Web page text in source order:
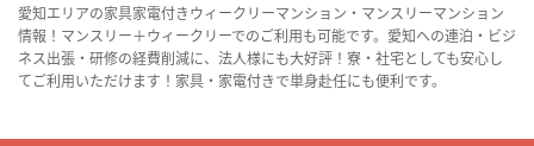
愛知エリアの家具家電付きウィークリーマンション・マンスリーマンション
情報！マンスリー＋ウィークリーでのご利用も可能です。愛知への連泊・ビジ
ネス出張・研修の経費削減に、法人様にも大好評！寮・社宅としても安心し
てご利用いただけます！家具・家電付きで単身赴任にも便利です。